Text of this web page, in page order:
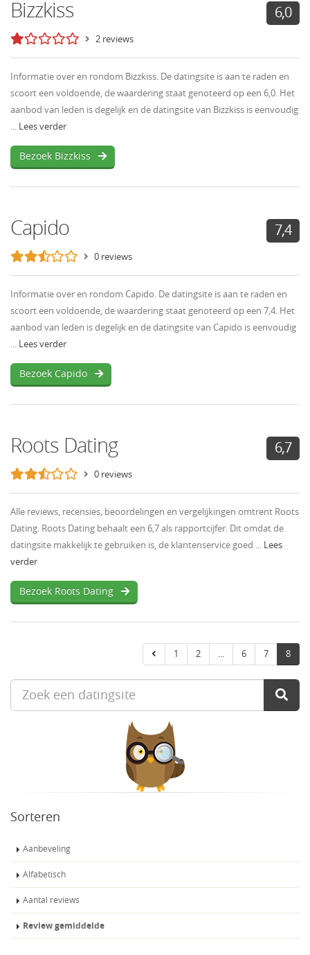
Bizzkiss 6,0
2 reviews
Informatie over en rondom Bizzkiss. De datingsite is aan te raden en
scoort een voldoende, de waardering staat genoteerd op een 6,0. Het
aanbod van leden is degelijk en de datingsite van Bizzkiss is eenvoudig
... Lees verder
Bezoek Bizzkiss
Capido 7,4
0 reviews
Informatie over en rondom Capido. De datingsite is aan te raden en
scoort een voldoende, de waardering staat genoteerd op een 7,4. Het
aanbod van leden is degelijk en de datingsite van Capido is eenvoudig
... Lees verder
Bezoek Capido
Roots Dating 6,7
0 reviews
Alle reviews, recensies, beoordelingen en vergelijkingen omtrent Roots
Dating. Roots Dating behaalt een 6,7 als rapportcijfer. Dit omdat de
datingsite makkelijk te gebruiken is, de klantenservice goed ... Lees
verder
Bezoek Roots Dating
1 2 ... 6 7 8
Sorteren
Aanbeveling
Alfabetisch
Aantal reviews
Review gemiddelde